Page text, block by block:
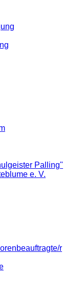
Palling"
e. V.
r